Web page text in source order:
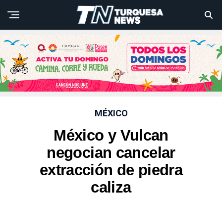
MÉXICO
México y Vulcan
negocian cancelar
extracción de piedra
caliza